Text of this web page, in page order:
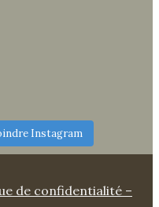
Instagram
de confidentialité –